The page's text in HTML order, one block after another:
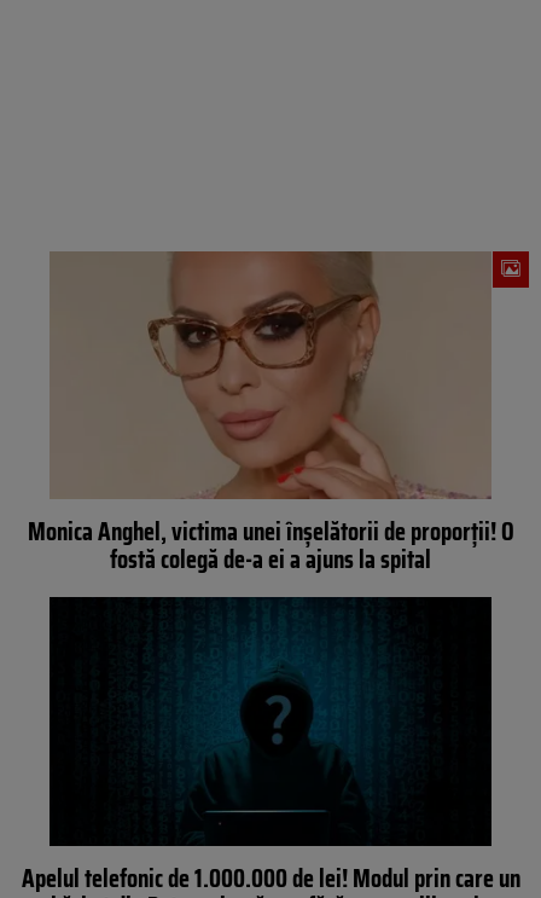
Monica Anghel, victima unei înșelătorii de proporții! O
fostă colegă de-a ei a ajuns la spital
Apelul telefonic de 1.000.000 de lei! Modul prin care un